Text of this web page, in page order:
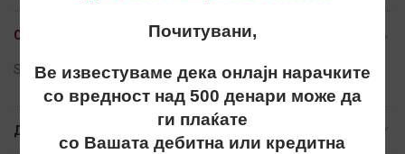
ОПИС
Sal, salovi, шалови, шал, флис, полар, flis, polar, fleece, akcija
ДОПОЛНИТЕЛНИ ИНФОРМАЦИИ
Почитувани,
Ве известуваме дека онлајн нарачките
со вредност над 500 денари може да
ги плаќате
со Вашата дебитна или кредитна